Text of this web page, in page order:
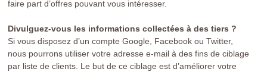
faire part d’offres pouvant vous intéresser.
Divulguez-vous les informations collectées à des tiers ?
Si vous disposez d’un compte Google, Facebook ou Twitter,
nous pourrons utiliser votre adresse e-mail à des fins de ciblage
par liste de clients. Le but de ce ciblage est d’améliorer votre